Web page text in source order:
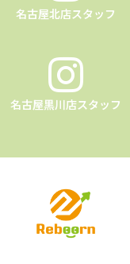
名古屋北店スタッフ
名古屋黒川店スタッフ